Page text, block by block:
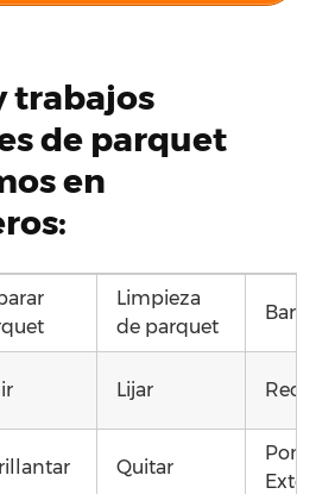
trabajos
de parquet
en
Limpieza
de parquet
Lijar
Quitar